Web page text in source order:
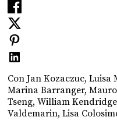
Con Jan Kozaczuc,
Marina Barranger,
Tseng, William
Valdemarin, Lisa